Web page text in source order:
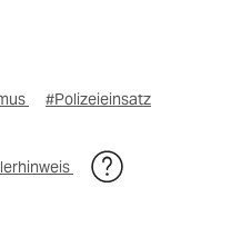
#Polizeieinsatz